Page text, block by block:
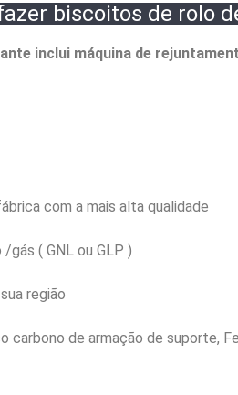
biscoitos de rolo
inclui máquina de
com a mais alta qualidade
( GNL ou GLP )
região
carbono de armação de suporte,